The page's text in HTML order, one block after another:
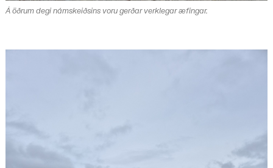
Á öðrum degi námskeiðsins voru gerðar verklegar æfingar.